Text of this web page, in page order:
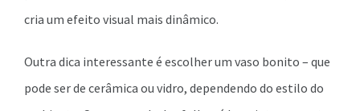
cria um efeito visual mais dinâmico.
Outra dica interessante é escolher um vaso bonito – que
pode ser de cerâmica ou vidro, dependendo do estilo do